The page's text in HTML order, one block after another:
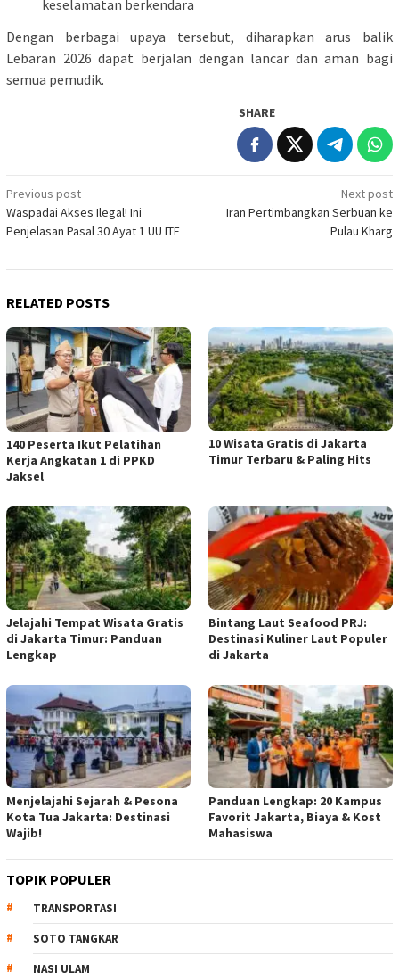
keselamatan berkendara
Dengan berbagai upaya tersebut, diharapkan arus balik
Lebaran 2026 dapat berjalan dengan lancar dan aman bagi
semua pemudik.
SHARE
Post
navigation
Previous post
Waspadai Akses Ilegal! Ini
Penjelasan Pasal 30 Ayat 1 UU ITE
Next post
Iran Pertimbangkan Serbuan ke
Pulau Kharg
RELATED POSTS
140 Peserta Ikut Pelatihan
Kerja Angkatan 1 di PPKD
Jaksel
10 Wisata Gratis di Jakarta
Timur Terbaru & Paling Hits
Jelajahi Tempat Wisata Gratis
di Jakarta Timur: Panduan
Lengkap
Bintang Laut Seafood PRJ:
Destinasi Kuliner Laut Populer
di Jakarta
Menjelajahi Sejarah & Pesona
Kota Tua Jakarta: Destinasi
Wajib!
Panduan Lengkap: 20 Kampus
Favorit Jakarta, Biaya & Kost
Mahasiswa
TOPIK POPULER
TRANSPORTASI
SOTO TANGKAR
NASI ULAM